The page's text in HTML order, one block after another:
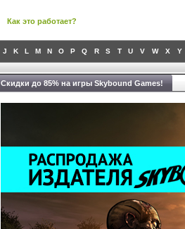
Как это работает?
J K L M N O P Q R S T U V W X Y
Скидки до 85% на игры Skybound Games!